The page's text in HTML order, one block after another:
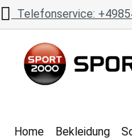
Hauptinhalt springen
Zur Suche springen
Zur Hauptnavigation
Telefonservice:
Home Bekleidung